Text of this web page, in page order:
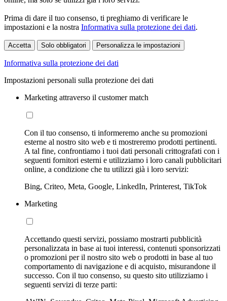
Prima di dare il tuo consenso, ti preghiamo di verificare le
impostazioni e la nostra Informativa sulla protezione dei dati.
Accetta Solo obbligatori Personalizza le impostazioni
Informativa sulla protezione dei dati
Impostazioni personali sulla protezione dei dati
Marketing attraverso il customer match
Con il tuo consenso, ti informeremo anche su promozioni
esterne al nostro sito web e ti mostreremo prodotti pertinenti.
A tal fine, confrontiamo i tuoi dati personali crittografati con i
seguenti fornitori esterni e utilizziamo i loro canali pubblicitari
online, a condizione che tu utilizzi già i loro servizi:
Bing, Criteo, Meta, Google, LinkedIn, Printerest, TikTok
Marketing
Accettando questi servizi, possiamo mostrarti pubblicità
personalizzata in base ai tuoi interessi, contenuti sponsorizzati
o promozioni per il nostro sito web o prodotti in base al tuo
comportamento di navigazione e di acquisto, misurandone il
successo. Con il tuo consenso, su questo sito utilizziamo i
seguenti servizi di terze parti: